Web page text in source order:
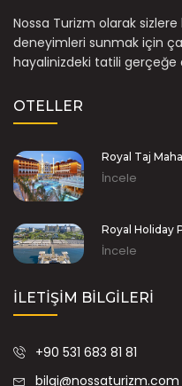
Nossa Turizm olarak
deneyimleri sunmak için
hayalinizdeki tatili gerçeğe
OTELLER
Royal Taj
İncele
Royal Holiday
İncele
İLETIŞIM BILGILERI
+90 531 683 81 81
bilgi@nossaturizm.com